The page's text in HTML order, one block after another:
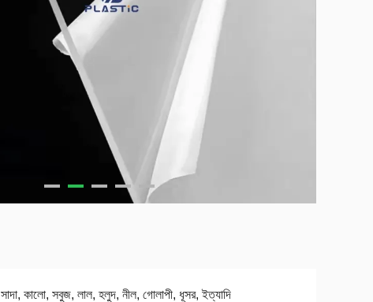
সাদা, কালো, সবুজ, লাল, হলুদ, নীল, গোলাপী, ধূসর, ইত্যাদি